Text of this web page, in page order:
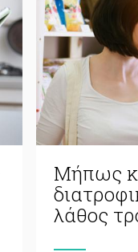
Μήπως
λάθος